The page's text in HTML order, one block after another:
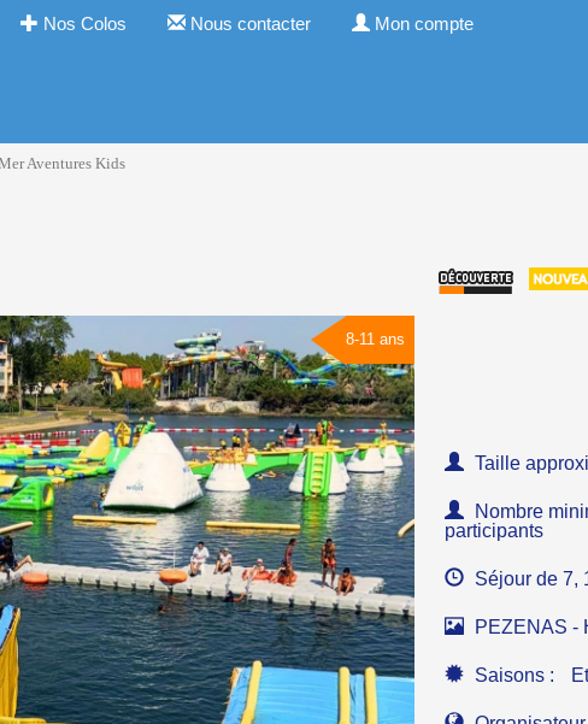
Nos Colos Nous contacter Mon compte
Aventures Kids
8-11 ans
Taille
Nombre
participants
Séjour de 7,
PEZENAS -
Saisons :